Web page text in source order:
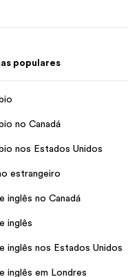
populares
no Canadá
nos Estados Unidos
estrangeiro
inglês no Canadá
inglês
inglês nos Estados Unidos
inglês em Londres